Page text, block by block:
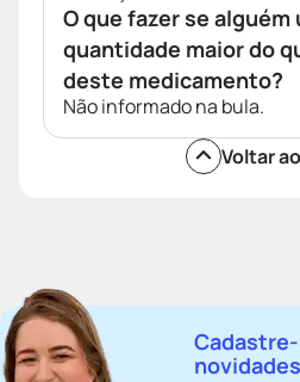
O que fazer se alguém
quantidade maior do
deste medicamento?
Não informado na bula.
Voltar